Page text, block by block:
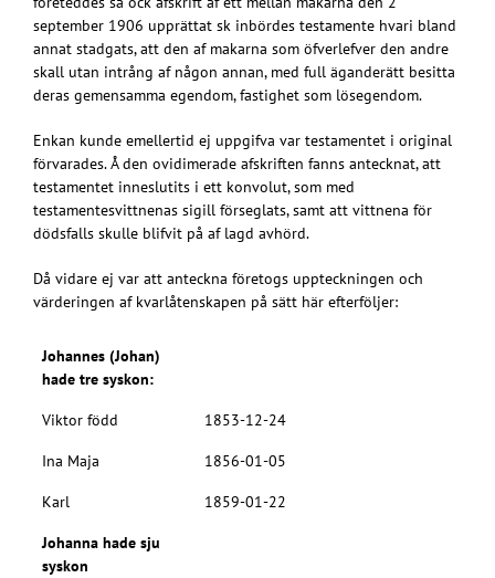
september 1906 upprättat sk inbördes testamente hvari bland
annat stadgats, att den af makarna som öfverlefver den andre
skall utan intrång af någon annan, med full äganderätt besitta
deras gemensamma egendom, fastighet som lösegendom.
Enkan kunde emellertid ej uppgifva var testamentet i original
förvarades. Å den ovidimerade afskriften fanns antecknat, att
testamentet inneslutits i ett konvolut, som med
testamentesvittnenas sigill förseglats, samt att vittnena för
dödsfalls skulle blifvit på af lagd avhörd.
Då vidare ej var att anteckna företogs uppteckningen och
värderingen af kvarlåtenskapen på sätt här efterföljer:
Johannes (Johan)
hade tre syskon:
Viktor född 1853-12-24
Ina Maja 1856-01-05
Karl 1859-01-22
Johanna hade sju
syskon